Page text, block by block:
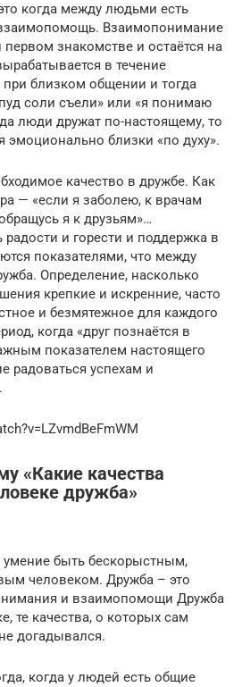
когда между людьми есть
Взаимопонимание
первом знакомстве и остаётся на
в течение
близком общении и тогда
соли съели» или «я понимаю
люди дружат по-настоящему, то
эмоционально близки «по духу».
качество в дружбе. Как
— «если я заболею, к врачам
я к друзьям»…
радости и горести и поддержка в
показателями, что между
Определение, насколько
крепкие и искренние, часто
и безмятежное для каждого
когда «друг познаётся в
показателем настоящего
радоваться успехам и
«Какие качества
дружба»
умение быть бескорыстным,
человеком. Дружба – это
и взаимопомощи Дружба
те качества, о которых сам
догадывался.
когда у людей есть общие